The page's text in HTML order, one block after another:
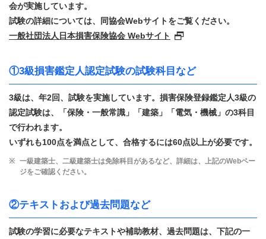
会が実施しています。
試験の詳細については、同協会Webサイトをご覧ください。
一般社団法人日本損害保険協会 Webサイト
①3級損害鑑定人認定試験の試験科目など
3級は、年2回、試験を実施しています。損害保険登録鑑定人3級の
認定試験は、「保険・一般常識」「建築」「電気・機械」の3科目
で行われます。
いずれも100点を満点として、合格するには60点以上が必要です。
一級建築士、二級建築士は免除科目があるなど、詳細は、上記のWebペー
ジをご確認ください。
②テキストおよび過去問題など
試験の学習に必要なテキストや補助教材、過去問題は、下記の一